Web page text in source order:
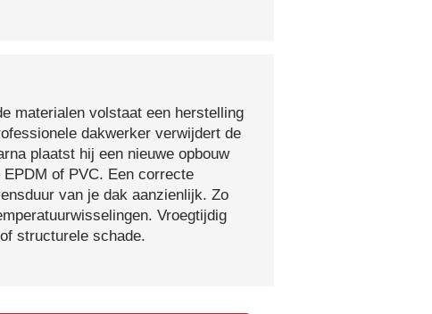
materialen volstaat een herstelling
dakwerker verwijdert de
plaatst hij een nieuwe opbouw
of PVC. Een correcte
van je dak aanzienlijk. Zo
Vroegtijdig
structurele schade.